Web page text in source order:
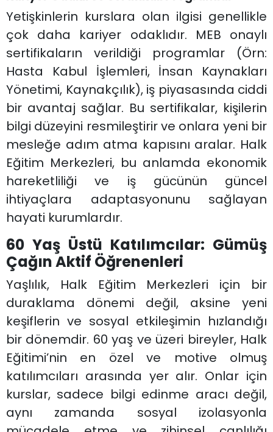
Yetişkinlerin kurslara olan ilgisi genellikle
çok daha kariyer odaklıdır. MEB onaylı
sertifikaların verildiği programlar (Örn:
Hasta Kabul İşlemleri, İnsan Kaynakları
Yönetimi, Kaynakçılık), iş piyasasında ciddi
bir avantaj sağlar. Bu sertifikalar, kişilerin
bilgi düzeyini resmileştirir ve onlara yeni bir
mesleğe adım atma kapısını aralar. Halk
Eğitim Merkezleri, bu anlamda ekonomik
hareketliliği ve iş gücünün güncel
ihtiyaçlara adaptasyonunu sağlayan
hayati kurumlardır.
60 Yaş Üstü Katılımcılar: Gümüş
Çağın Aktif Öğrenenleri
Yaşlılık, Halk Eğitim Merkezleri için bir
duraklama dönemi değil, aksine yeni
keşiflerin ve sosyal etkileşimin hızlandığı
bir dönemdir. 60 yaş ve üzeri bireyler, Halk
Eğitimi’nin en özel ve motive olmuş
katılımcıları arasında yer alır. Onlar için
kurslar, sadece bilgi edinme aracı değil,
aynı zamanda sosyal izolasyonla